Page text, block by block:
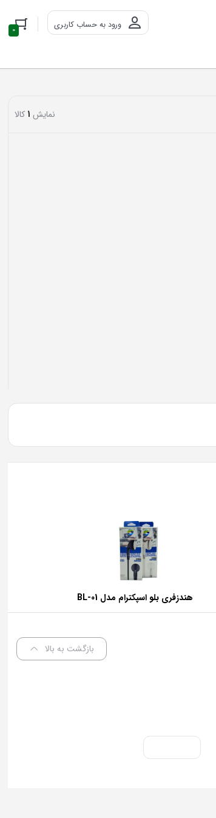
ورود به حساب کاربری 0
نمایش 1 کالا
هندزفری بلو اسپکترام مدل BL-01
بازگشت به بالا